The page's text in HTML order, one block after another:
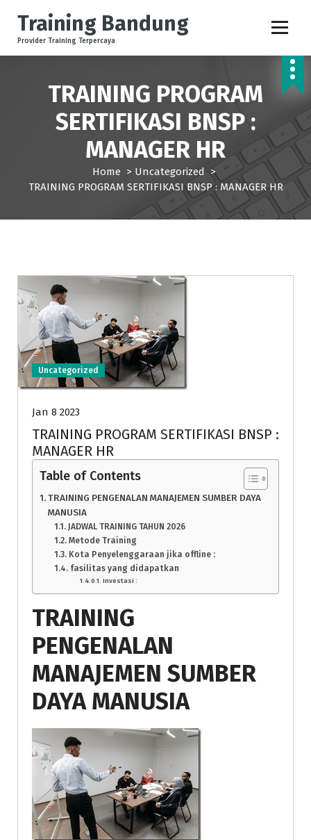
p
Training Bandung
Provider Training Terpercaya
TRAINING PROGRAM
SERTIFIKASI BNSP :
MANAGER HR
Home > Uncategorized >
TRAINING PROGRAM SERTIFIKASI BNSP : MANAGER HR
Uncategorized
Jan 8 2023
TRAINING PROGRAM SERTIFIKASI BNSP :
MANAGER HR
Table of Contents
TRAINING PENGENALAN MANAJEMEN SUMBER DAYA
MANUSIA
JADWAL TRAINING TAHUN 2026
Metode Training
Kota Penyelenggaraan jika offline :
fasilitas yang didapatkan
Investasi :
TRAINING
PENGENALAN
MANAJEMEN SUMBER
DAYA MANUSIA